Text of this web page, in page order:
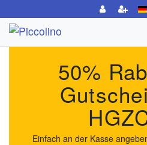
50%
Einfach an der Kasse